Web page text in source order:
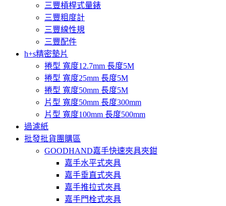
三豐槓桿式量錶
三豐粗度計
三豐線性規
三豐配件
h+s精密墊片
捲型 寬度12.7mm 長度5M
捲型 寬度25mm 長度5M
捲型 寬度50mm 長度5M
片型 寬度50mm 長度300mm
片型 寬度100mm 長度500mm
過濾紙
批發批貨團購區
GOODHAND嘉手快速夾具夾鉗
嘉手水平式夾具
嘉手垂直式夾具
嘉手推拉式夾具
嘉手門栓式夾具